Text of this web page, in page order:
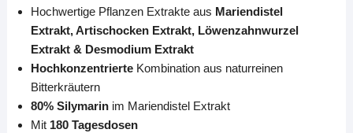
Hochwertige Pflanzen Extrakte aus Mariendistel
Extrakt, Artischocken Extrakt, Löwenzahnwurzel
Extrakt & Desmodium Extrakt
HochkonzentrierteKombination aus naturreinen
Bitterkräutern
80% Silymarinim Mariendistel Extrakt
Mit 180 Tagesdosen